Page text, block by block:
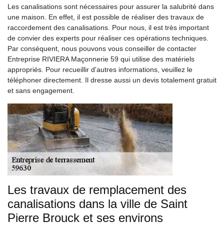
Les canalisations sont nécessaires pour assurer la salubrité dans
une maison. En effet, il est possible de réaliser des travaux de
raccordement des canalisations. Pour nous, il est très important
de convier des experts pour réaliser ces opérations techniques.
Par conséquent, nous pouvons vous conseiller de contacter
Entreprise RIVIERA Maçonnerie 59 qui utilise des matériels
appropriés. Pour recueillir d'autres informations, veuillez le
téléphoner directement. Il dresse aussi un devis totalement gratuit
et sans engagement.
Les travaux de remplacement des
canalisations dans la ville de Saint
Pierre Brouck et ses environs